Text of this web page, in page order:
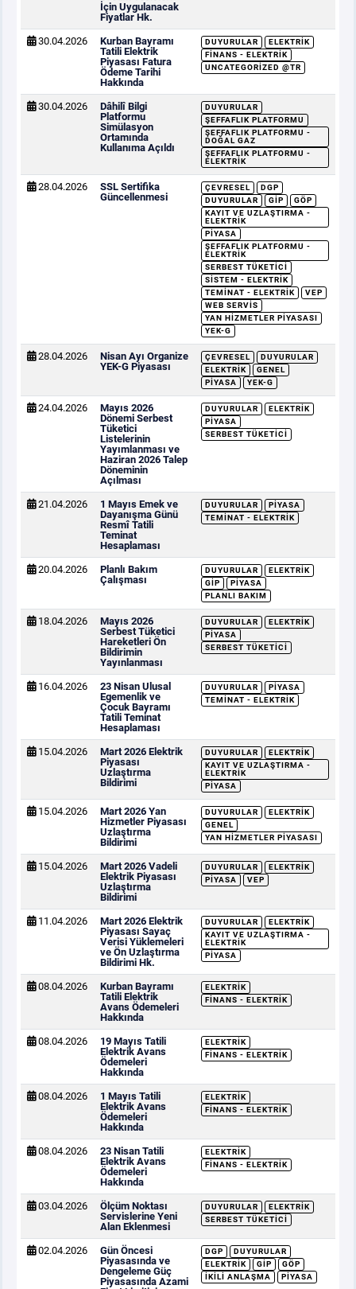
İçin Uygulanacak
Fiyatlar Hk.
30.04.2026
Kurban Bayramı
Tatili Elektrik
Piyasası Fatura
Ödeme Tarihi
Hakkında
DUYURULAR
ELEKTRIK
FINANS - ELEKTRIK
UNCATEGORIZED @TR
30.04.2026
Dâhilî Bilgi
Platformu
Simülasyon
Ortamında
Kullanıma Açıldı
DUYURULAR
ŞEFFAFLIK PLATFORMU
ŞEFFAFLIK PLATFORMU -
DOĞAL GAZ
ŞEFFAFLIK PLATFORMU -
ELEKTRIK
28.04.2026
SSL Sertifika
Güncellenmesi
ÇEVRESEL
DGP
DUYURULAR
GİP
GÖP
KAYIT VE UZLAŞTIRMA -
ELEKTRIK
PIYASA
ŞEFFAFLIK PLATFORMU -
ELEKTRIK
SERBEST TÜKETICI
SISTEM - ELEKTRIK
TEMINAT - ELEKTRIK
VEP
WEB SERVIS
YAN HIZMETLER PIYASASI
YEK-G
28.04.2026
Nisan Ayı Organize
YEK-G Piyasası
ÇEVRESEL
DUYURULAR
ELEKTRIK
GENEL
PIYASA
YEK-G
24.04.2026
Mayıs 2026
Dönemi Serbest
Tüketici
Listelerinin
Yayımlanması ve
Haziran 2026 Talep
Döneminin
Açılması
DUYURULAR
ELEKTRIK
PIYASA
SERBEST TÜKETICI
21.04.2026
1 Mayıs Emek ve
Dayanışma Günü
Resmî Tatili
Teminat
Hesaplaması
DUYURULAR
PIYASA
TEMINAT - ELEKTRIK
20.04.2026
Planlı Bakım
Çalışması
DUYURULAR
ELEKTRIK
GİP
PIYASA
PLANLI BAKIM
18.04.2026
Mayıs 2026
Serbest Tüketici
Hareketleri Ön
Bildirimin
Yayınlanması
DUYURULAR
ELEKTRIK
PIYASA
SERBEST TÜKETICI
16.04.2026
23 Nisan Ulusal
Egemenlik ve
Çocuk Bayramı
Tatili Teminat
Hesaplaması
DUYURULAR
PIYASA
TEMINAT - ELEKTRIK
15.04.2026
Mart 2026 Elektrik
Piyasası
Uzlaştırma
Bildirimi
DUYURULAR
ELEKTRIK
KAYIT VE UZLAŞTIRMA -
ELEKTRIK
PIYASA
15.04.2026
Mart 2026 Yan
Hizmetler Piyasası
Uzlaştırma
Bildirimi
DUYURULAR
ELEKTRIK
GENEL
YAN HIZMETLER PIYASASI
15.04.2026
Mart 2026 Vadeli
Elektrik Piyasası
Uzlaştırma
Bildirimi
DUYURULAR
ELEKTRIK
PIYASA
VEP
11.04.2026
Mart 2026 Elektrik
Piyasası Sayaç
Verisi Yüklemeleri
ve Ön Uzlaştırma
Bildirimi Hk.
DUYURULAR
ELEKTRIK
KAYIT VE UZLAŞTIRMA -
ELEKTRIK
PIYASA
08.04.2026
Kurban Bayramı
Tatili Elektrik
Avans Ödemeleri
Hakkında
ELEKTRIK
FINANS - ELEKTRIK
08.04.2026
19 Mayıs Tatili
Elektrik Avans
Ödemeleri
Hakkında
ELEKTRIK
FINANS - ELEKTRIK
08.04.2026
1 Mayıs Tatili
Elektrik Avans
Ödemeleri
Hakkında
ELEKTRIK
FINANS - ELEKTRIK
08.04.2026
23 Nisan Tatili
Elektrik Avans
Ödemeleri
Hakkında
ELEKTRIK
FINANS - ELEKTRIK
03.04.2026
Ölçüm Noktası
Servislerine Yeni
Alan Eklenmesi
DUYURULAR
ELEKTRIK
SERBEST TÜKETICI
02.04.2026
Gün Öncesi
Piyasasında ve
Dengeleme Güç
Piyasasında Azami
DGP
DUYURULAR
ELEKTRIK
GİP
GÖP
İKILI ANLAŞMA
PIYASA